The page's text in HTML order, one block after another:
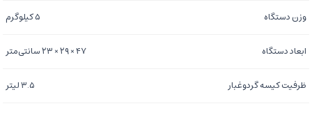
وزن دستگاه ۵ کیلوگرم
ابعاد دستگاه ۴۷ × ۲۹ × ۲۳ سانتی‌متر
ظرفیت کیسه گردوغبار ۳.۵ لیتر